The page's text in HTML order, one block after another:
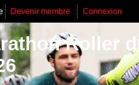
Devenir membre Connexion
Roller